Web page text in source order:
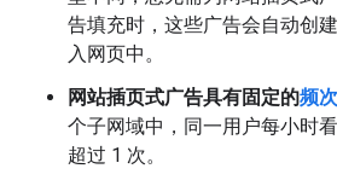
告填充时，这些广告会自动创
入网页中。
网站插页式广告具有固定的频
个子网域中，同一用户每小时
超过 1 次。